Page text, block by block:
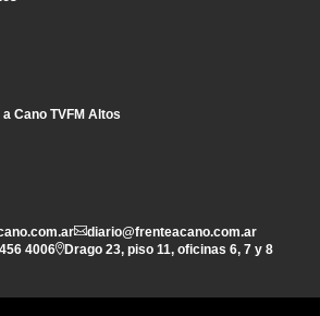
Cano TVFM Altos
diario@frenteacano.com.ar
4006 Drago 23, piso 11, oficinas 6, 7 y 8